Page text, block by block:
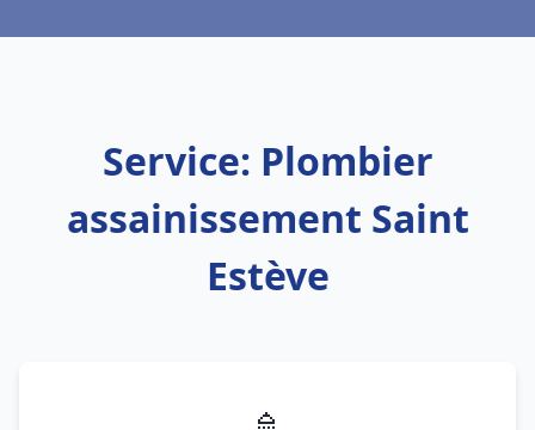
Service: Plombier
assainissement Saint
Estève